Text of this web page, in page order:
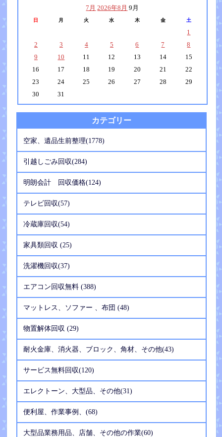
7月 2026年8月 9月
日 月 火 水 木 金 土
1
2
3 4 5 6 7
8
9
10 11 12 13 14
15
16
17 18 19 20 21
22
23
24 25 26 27 28
29
30
31
カテゴリー
空家、遺品生前整理(1778)
引越しごみ回収(284)
明朗会計 回収価格(124)
テレビ回収(57)
冷蔵庫回収(54)
家具類回収 (25)
洗濯機回収(37)
エアコン回収無料 (388)
マットレス、ソファー 、布団 (48)
物置解体回収 (29)
耐火金庫、消火器、ブロック、角材、その他(43)
サービス無料回収(120)
エレクトーン、大型品、その他(31)
便利屋、作業事例、(68)
大型品業務用品、店舗、その他の作業(60)